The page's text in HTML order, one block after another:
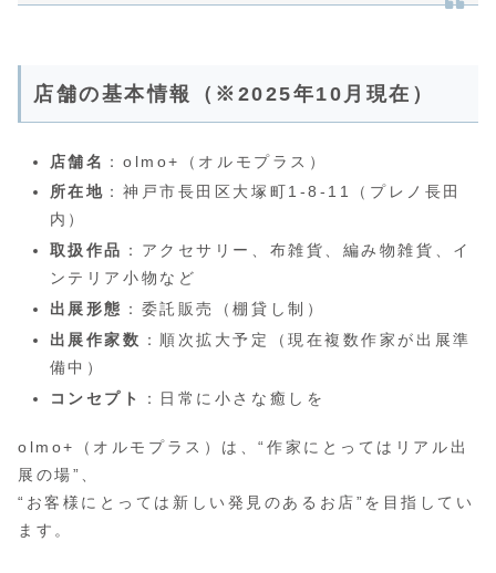
店舗の基本情報（※2025年10月現在）
店舗名 ：olmo+（オルモプラス）
所在地 ：神戸市長田区大塚町1-8-11（プレノ長田
内）
取扱作品 ：アクセサリー、布雑貨、編み物雑貨、イ
ンテリア小物など
出展形態 ：委託販売（棚貸し制）
出展作家数 ：順次拡大予定（現在複数作家が出展準
備中）
コンセプト
：日常に小さな癒しを
olmo+（オルモプラス）は、“作家にとってはリアル出
展の場”、
“お客様にとっては新しい発見のあるお店”を目指してい
ます。